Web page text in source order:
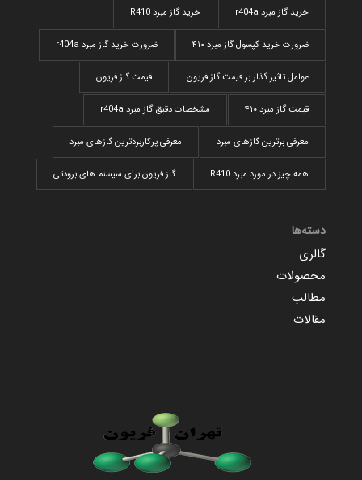
خرید گاز مبرد r404a خرید گاز مبرد R410
ضرورت خرید کپسول گاز مبرد ۴۱۰ ضرورت خرید گاز مبرد r404a
عوامل تاثیر گذار بر قیمت گاز فریون قیمت گاز فریون
قیمت گاز مبرد ۴۱۰ مشخصات دقیق گاز مبرد r404a
معرفی برترین گازهای مبرد معرفی پرکاربردترین گاز‌های مبرد
همه چیز در مورد مبرد R410 گاز فریون برای سیستم های برودتی
دسته‌ها
گالری
محصولات
مطالب
مقالات